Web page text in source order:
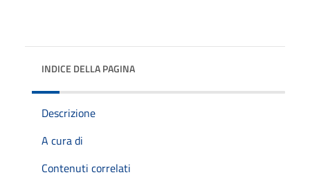
INDICE DELLA PAGINA
Descrizione
A cura di
Contenuti correlati